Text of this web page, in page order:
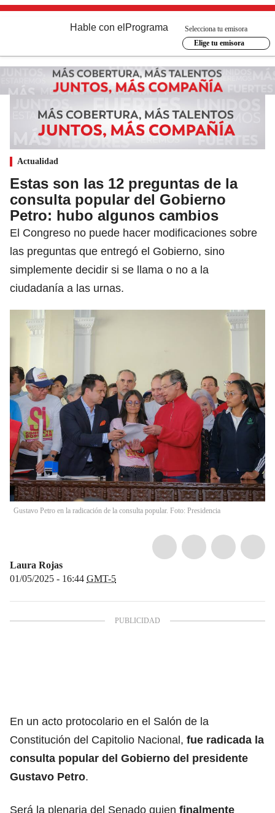
Hable con el Programa
Selecciona tu emisora
Elige tu emisora
Actualidad
Estas son las 12 preguntas de la
consulta popular del Gobierno
Petro: hubo algunos cambios
El Congreso no puede hacer modificaciones sobre
las preguntas que entregó el Gobierno, sino
simplemente decidir si se llama o no a la
ciudadanía a las urnas.
Gustavo Petro en la radicación de la consulta popular. Foto: Presidencia
Laura Rojas
01/05/2025 - 16:44 GMT-5
En un acto protocolario en el Salón de la
Constitución del Capitolio Nacional, fue radicada la
consulta popular del Gobierno del presidente
Gustavo Petro.
Será la plenaria del Senado quien finalmente